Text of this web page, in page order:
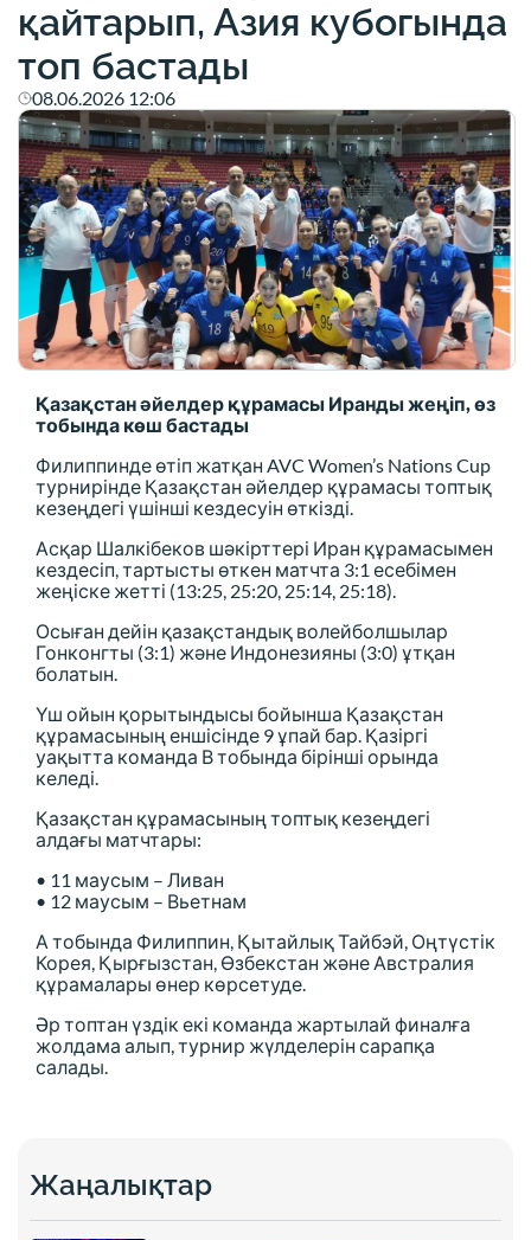
қайтарып, Азия кубогында
топ бастады
08.06.2026 12:06
Қазақстан әйелдер құрамасы Иранды жеңіп, өз
тобында көш бастады
Филиппинде өтіп жатқан AVC Women’s Nations Cup
турнирінде Қазақстан әйелдер құрамасы топтық
кезеңдегі үшінші кездесуін өткізді.
Асқар Шалкібеков шәкірттері Иран құрамасымен
кездесіп, тартысты өткен матчта 3:1 есебімен
жеңіске жетті (13:25, 25:20, 25:14, 25:18).
Осыған дейін қазақстандық волейболшылар
Гонконгты (3:1) және Индонезияны (3:0) ұтқан
болатын.
Үш ойын қорытындысы бойынша Қазақстан
құрамасының еншісінде 9 ұпай бар. Қазіргі
уақытта команда В тобында бірінші орында
келеді.
Қазақстан құрамасының топтық кезеңдегі
алдағы матчтары:
• 11 маусым – Ливан
• 12 маусым – Вьетнам
А тобында Филиппин, Қытайлық Тайбэй, Оңтүстік
Корея, Қырғызстан, Өзбекстан және Австралия
құрамалары өнер көрсетуде.
Әр топтан үздік екі команда жартылай финалға
жолдама алып, турнир жүлделерін сарапқа
салады.
Жаңалықтар